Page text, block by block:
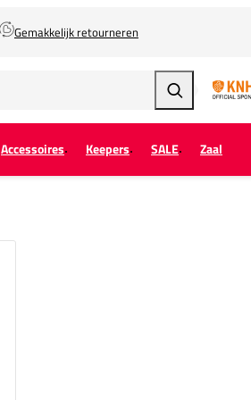
Gemakkelijk retourneren
Zoeken
Accessoires Keepers SALE Zaal